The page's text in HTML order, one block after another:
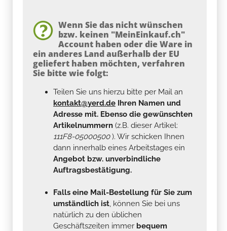
Wenn Sie das nicht wünschen
bzw. keinen "MeinEinkauf.ch"
Account haben oder die Ware in
ein anderes Land außerhalb der EU
geliefert haben möchten, verfahren
Sie bitte wie folgt:
Teilen Sie uns hierzu bitte per Mail an
kontakt@yerd.de Ihren Namen und
Adresse mit. Ebenso die gewünschten
Artikelnummern (z.B. dieser Artikel:
111F8-05000500). Wir schicken Ihnen
dann innerhalb eines Arbeitstages ein
Angebot bzw. unverbindliche
Auftragsbestätigung.
Falls eine Mail-Bestellung für Sie zum
umständlich ist, können Sie bei uns
natürlich zu den üblichen
Geschäftszeiten immer bequem